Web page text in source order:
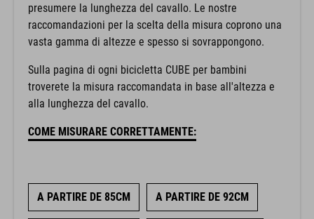
presumere la lunghezza del cavallo. Le nostre
raccomandazioni per la scelta della misura coprono una
vasta gamma di altezze e spesso si sovrappongono.
Sulla pagina di ogni bicicletta CUBE per bambini
troverete la misura raccomandata in base all'altezza e
alla lunghezza del cavallo.
COME MISURARE CORRETTAMENTE:
A PARTIRE DE 85CM A PARTIRE DE 92CM